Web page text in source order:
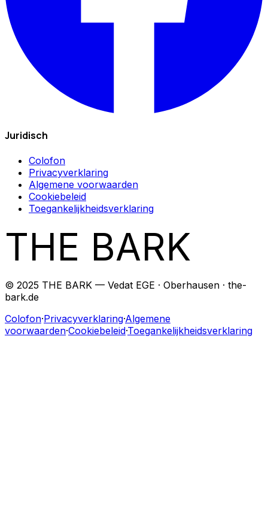
Juridisch
Colofon
Privacyverklaring
Algemene voorwaarden
Cookiebeleid
Toegankelijkheidsverklaring
THE BARK
© 2025 THE BARK — Vedat EGE · Oberhausen · the-
bark.de
Colofon·Privacyverklaring·Algemene
voorwaarden·Cookiebeleid·Toegankelijkheidsverklaring